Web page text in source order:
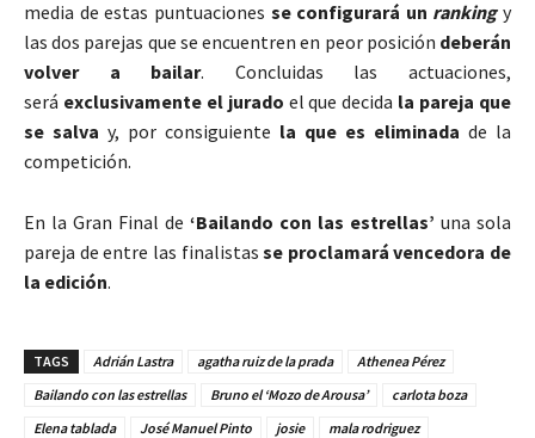
media de estas puntuaciones se configurará un rankingy
las dos parejas que se encuentren en peor posición deberán
volver a bailar. Concluidas las actuaciones,
será exclusivamente el jurado el que decida la pareja que
se salva y, por consiguiente la que es eliminada de la
competición.
En la Gran Final de ‘Bailando con las estrellas’ una sola
pareja de entre las finalistasse proclamará vencedora de
la edición.
TAGS Adrián Lastra agatha ruiz de la prada
Athenea Pérez
Bailando con las estrellas
Bruno el ‘Mozo de Arousa’
carlota boza
Elena tablada
José Manuel Pinto josie
mala rodriguez